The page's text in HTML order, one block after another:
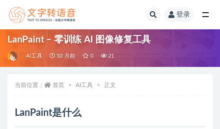
登录
LanPaint – 零训练 AI 图像修复工具
AI工具 10 月前 0 21
当前位置： 首页 AI工具 正文
LanPaint是什么